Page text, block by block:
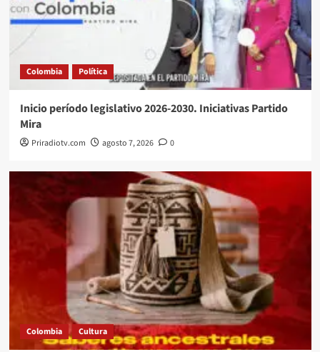
Colombia Política
Inicio período legislativo 2026-2030. Iniciativas Partido
Mira
Priradiotv.com agosto 7, 2026 0
Colombia Cultura